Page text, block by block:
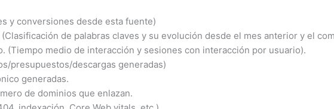
y conversiones desde esta fuente)
(Clasificación de palabras claves y su evolución desde el mes anterior y el
(Tiempo medio de interacción y sesiones con interacción por usuario).
presupuestos/descargas generadas)
generadas.
de dominios que enlazan.